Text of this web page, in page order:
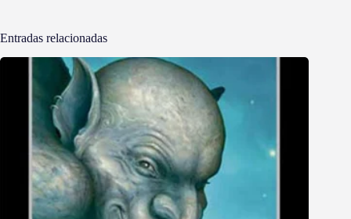
Entradas relacionadas